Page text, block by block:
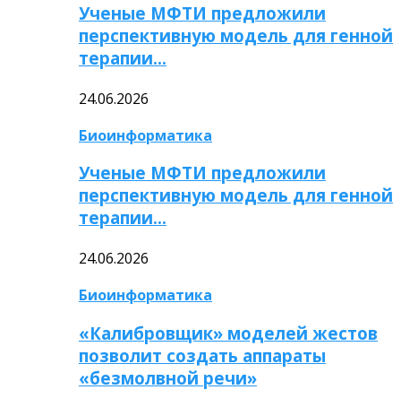
Ученые МФТИ предложили
перспективную модель для генной
терапии…
24.06.2026
Биоинформатика
Ученые МФТИ предложили
перспективную модель для генной
терапии…
24.06.2026
Биоинформатика
«Калибровщик» моделей жестов
позволит создать аппараты
«безмолвной речи»